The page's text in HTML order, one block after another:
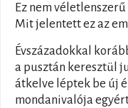
Ez nem
Mit jelentett ez az
Évszázadokkal
a pusztán keresztül
átkelve léptek be új
mondanivalója